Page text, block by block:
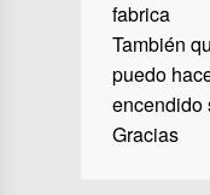
fabrica
También
puedo
encendido
Gracias